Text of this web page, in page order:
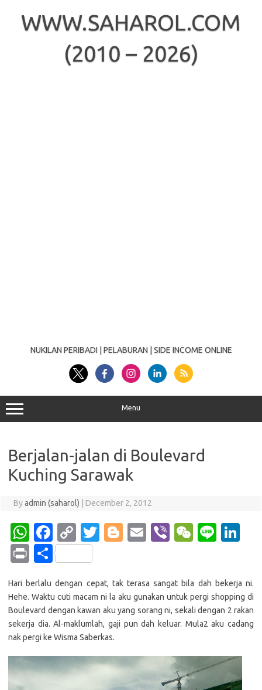
contentWWW.SAHAROL.COM
(2010 – 2026)
NUKILAN PERIBADI | PELABURAN | SIDE INCOME ONLINE
Menu
Berjalan-jalan di Boulevard
Kuching Sarawak
Byadmin (saharol) December 2, 2012
W
h
at
s
A
p
p
Fa
c
e
b
o
o
k
C
o
p
y
Li
n
k
T
te
r
Bl
g
er
E
Vi
W
h
at
Li
e
dI
n
Pr
t
S
ar
e
Hari berlalu dengan cepat, tak terasa sangat bila dah bekerja ni.
Hehe. Waktu cuti macam ni la aku gunakan untuk pergi shopping di
Boulevard dengan kawan aku yang sorang ni, sekali dengan 2 rakan
sekerja dia. Al-maklumlah, gaji pun dah keluar. Mula2 aku cadang
nak pergi ke Wisma Saberkas.